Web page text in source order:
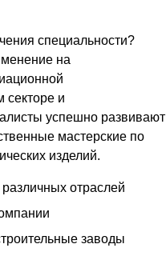
специальности?
на
секторе и
успешно развивают
мастерские по
изделий.
отраслей
заводы